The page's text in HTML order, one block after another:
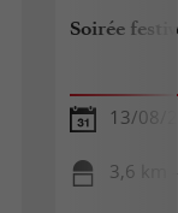
Soirée
13/08/
3,6 km